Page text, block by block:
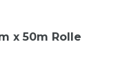
x 50m Rolle